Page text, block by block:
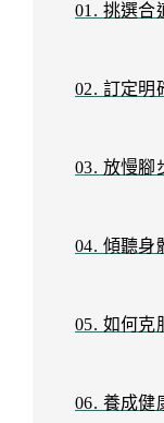
01. 挑選合
02. 訂定明
03. 放慢腳
04. 傾聽身
05. 如何克
06. 養成健